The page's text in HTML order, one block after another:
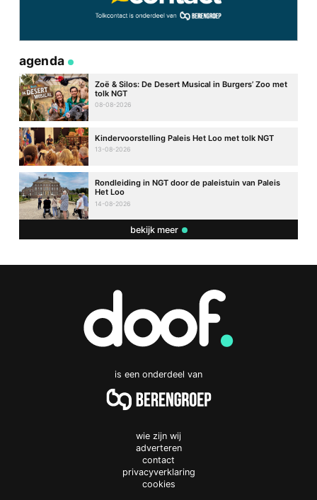
agenda
Zoë & Silos: De Desert Musical in Burgers’ Zoo met
tolk NGT
08-08-2026
Kindervoorstelling Paleis Het Loo met tolk NGT
13-08-2026
Rondleiding in NGT door de paleistuin van Paleis
Het Loo
14-08-2026
bekijk meer
is een onderdeel van
wie zijn wij
adverteren
contact
privacyverklaring
cookies